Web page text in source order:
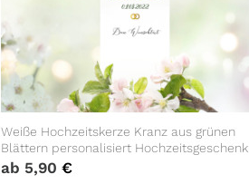
Weiße Hochzeitskerze Kranz aus grünen
Blättern personalisiert Hochzeitsgeschenk
Spruch, Valentinstagsgeschenk,
Geburtstagskerze
ab 5,90 €